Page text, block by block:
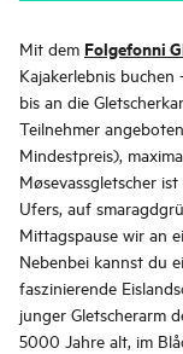
Mit dem Folgefonni
Kajakerlebnis
bis an die
Teilnehmer
Mindestpreis),
Møsevassgletscher
Ufers, auf
Mittagspause wir an
Nebenbei kannst du
faszinierende
junger Gletscherarm
5000 Jahre alt, im